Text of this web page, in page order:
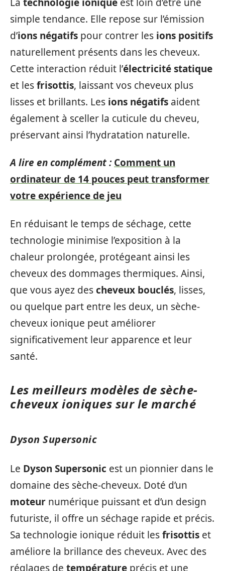
simple tendance. Elle repose sur l’émission
d’ions négatifs pour contrer les ions positifs
naturellement présents dans les cheveux.
Cette interaction réduit l’électricité statique
et lesfrisottis, laissant vos cheveux plus
lisses et brillants. Les ions négatifs aident
également à sceller la cuticule du cheveu,
préservant ainsi l’hydratation naturelle.
A lire en complément : Comment un
ordinateur de 14 pouces peut transformer
votre expérience de jeu
En réduisant le temps de séchage, cette
technologie minimise l’exposition à la
chaleur prolongée, protégeant ainsi les
cheveux des dommages thermiques. Ainsi,
que vous ayez descheveux bouclés, lisses,
ou quelque part entre les deux, un sèche-
cheveux ionique peut améliorer
significativement leur apparence et leur
santé.
Les meilleurs modèles de sèche-
cheveux ioniques sur le marché
Dyson Supersonic
Le Dyson Supersonic est un pionnier dans le
domaine des sèche-cheveux. Doté d’un
moteur numérique puissant et d’un design
futuriste, il offre un séchage rapide et précis.
Sa technologie ionique réduit lesfrisottis et
améliore la brillance des cheveux. Avec des
réglages de température précis et une